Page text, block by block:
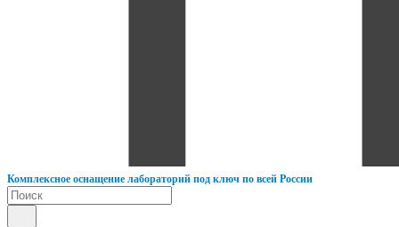
Комплексное оснащение лабораторий под ключ по всей России